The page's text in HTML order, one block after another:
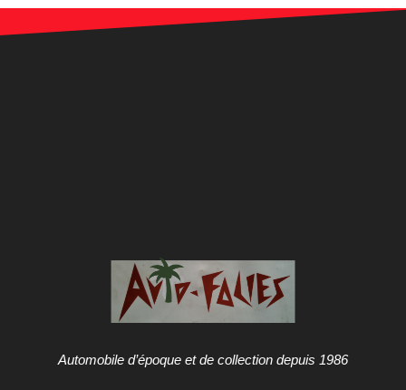
Automobile d’époque et de collection depuis 1986